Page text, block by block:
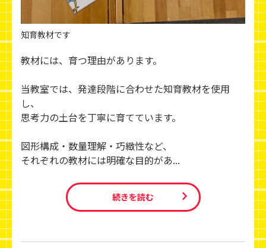
知育教材です
教材には、育つ理由があります。
当教室では、発達段階に合わせた知育教材を使用
し、
思考力の土台を丁寧に育てています。
図形構成・数量理解・巧緻性など、
それぞれの教材には明確な目的があ...
続きを読む